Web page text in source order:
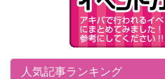
人気記事ランキング